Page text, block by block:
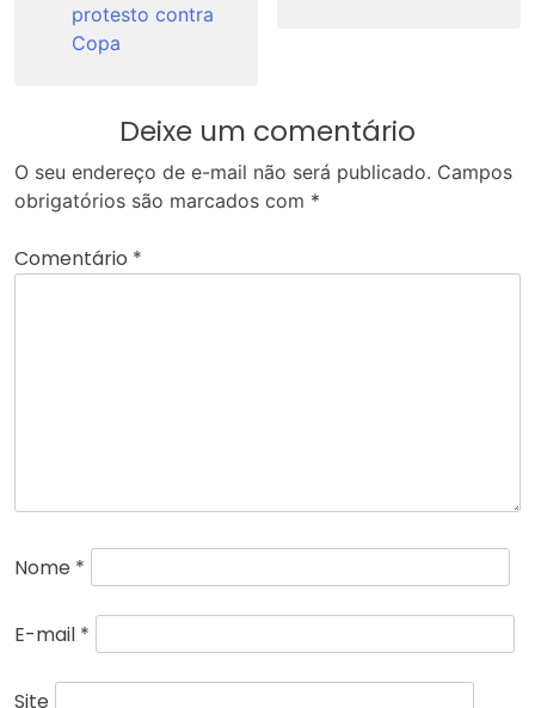
protesto contra
Copa
Deixe um comentário
O seu endereço de e-mail não será publicado. Campos
obrigatórios são marcados com *
Comentário *
Nome *
E-mail *
Site